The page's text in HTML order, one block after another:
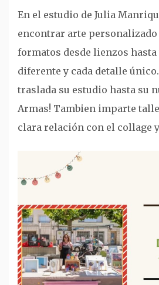
En el estudio de Julia
encontrar arte
formatos desde lienzos hasta
diferente y cada detalle
traslada su estudio hasta su
Armas! Tambien imparte
clara relación con el collage